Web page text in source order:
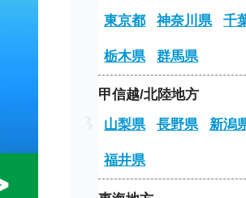
東京都
神奈川県 千
栃木県 群馬県
甲信越/北陸地方
山梨県
長野県 新潟
福井県